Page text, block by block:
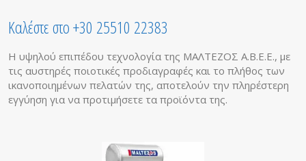
Καλέστε στο +30 25510 22383
Η υψηλού επιπέδου τεχνολογία της ΜΑΛΤΕΖΟΣ Α.Β.Ε.Ε., με
τις αυστηρές ποιοτικές προδιαγραφές και το πλήθος των
ικανοποιημένων πελατών της, αποτελούν την πληρέστερη
εγγύηση για να προτιμήσετε τα προϊόντα της.